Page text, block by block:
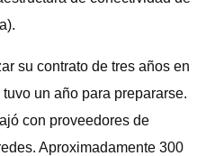
su contrato de tres años en
un año para prepararse.
con proveedores de
Aproximadamente 300